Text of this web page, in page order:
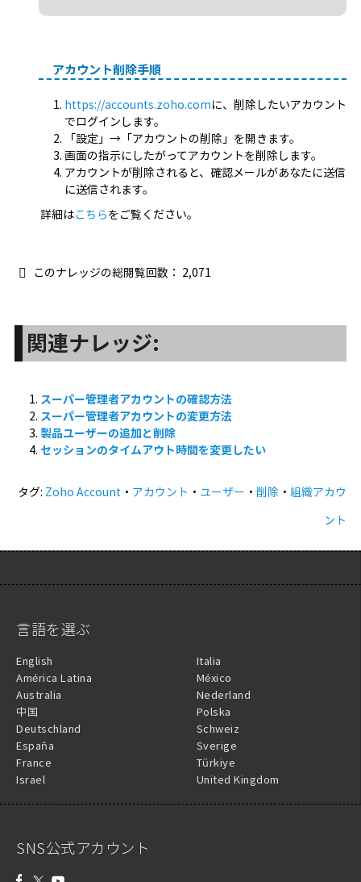
アカウント削除手順
https://accounts.zoho.comに、削除したいアカウント
でログインします。
「設定」→「アカウントの削除」を開きます。
画面の指示にしたがってアカウントを削除します。
アカウントが削除されると、確認メールがあなたに送信
に送信されます。
詳細はこちらをご覧ください。
このナレッジの総閲覧回数： 2,071
関連ナレッジ:
スーパー管理者アカウントの確認方法
スーパー管理者アカウントの変更方法
製品ユーザーの追加と削除
セッションのタイムアウト時間を変更したい
タグ: Zoho Account ・ アカウント ・ ユーザー ・削除 ・組織アカウ
ント
言語を選ぶ
English
América Latina
Australia
中国
Deutschland
España
France
Israel
Italia
México
Nederland
Polska
Schweiz
Sverige
Türkiye
United Kingdom
SNS公式アカウント